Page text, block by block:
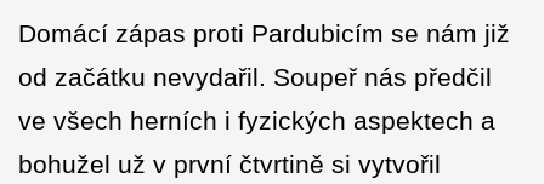
Domácí zápas proti Pardubicím se nám již
od začátku nevydařil. Soupeř nás předčil
ve všech herních i fyzických aspektech a
bohužel už v první čtvrtině si vytvořil